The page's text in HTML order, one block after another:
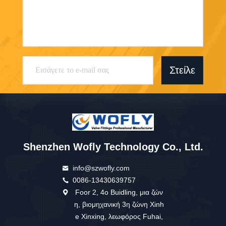
Στείλε
Shenzhen Wofly Technology Co., Ltd.
info@szwofly.com
0086-13430639757
Foor 2, 4ο Buidling, μια ζών
η, βιομηχανική 3η ζώνη Xinh
e Xinxing, λεωφόρος Fuhai,